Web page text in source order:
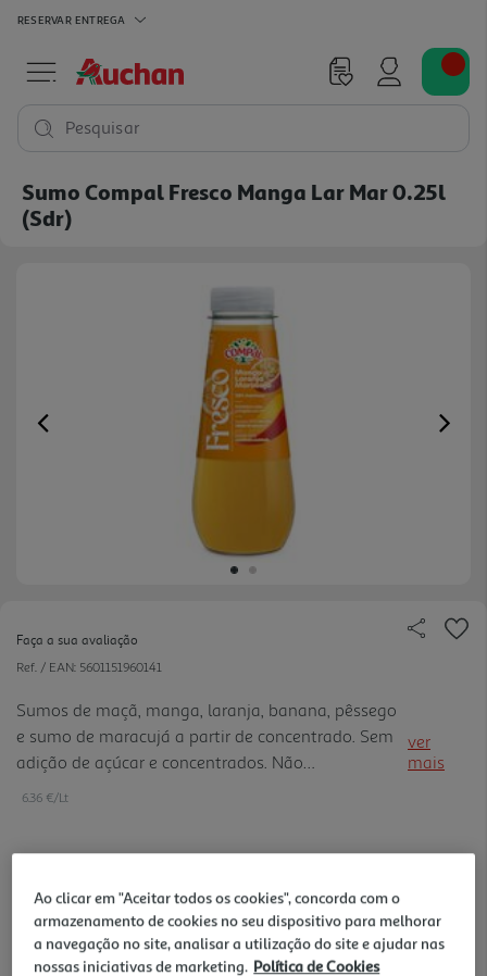
RESERVAR ENTREGA
Pesquisar
Sumo Compal Fresco Manga Lar Mar 0.25l
(sdr)
Previous
Faça a sua avaliação
Ref. / EAN: 5601151960141
Sumos de maçã, manga, laranja, banana, pêssego
e sumo de maracujá a partir de concentrado. Sem
adição de açúcar e concentrados. Não
pasteurizado. Produzido por alta pressão (HPP).
ver
mais
6.36 €/Lt
1,59 €
Notas de preparação
Ao clicar em "Aceitar todos os cookies", concorda com o
armazenamento de cookies no seu dispositivo para melhorar
a navegação no site, analisar a utilização do site e ajudar nas
nossas iniciativas de marketing. Política de Cookies